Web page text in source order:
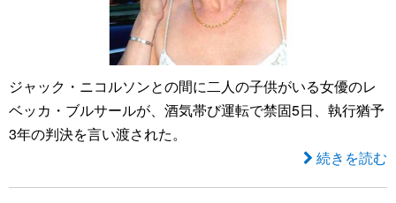
ジャック・ニコルソンとの間に二人の子供がいる女優のレ
ベッカ・ブルサールが、酒気帯び運転で禁固5日、執行猶予
3年の判決を言い渡された。
続きを読む